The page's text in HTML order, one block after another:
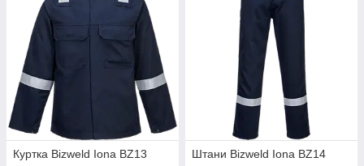
Куртка Bizweld Iona BZ13
Штани Bizweld Iona BZ14